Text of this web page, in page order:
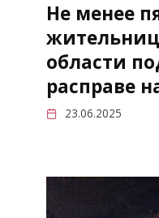
Не менее
области
расправе
23.06.2025